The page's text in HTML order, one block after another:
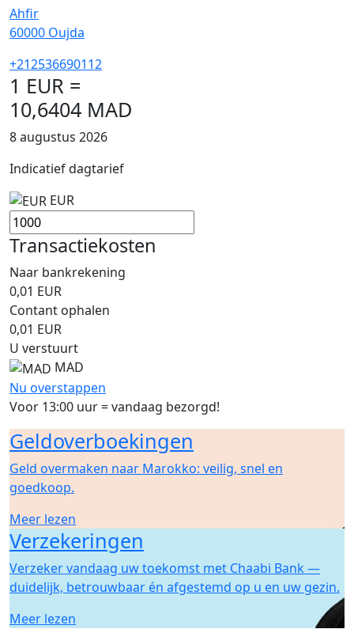
Ahfir
60000 Oujda
+212536690112
1 EUR =
10,6404 MAD
8 augustus 2026
Indicatief dagtarief
EUR
Transactiekosten
Naar bankrekening
0,01 EUR
Contant ophalen
0,01 EUR
U verstuurt
MAD
Nu overstappen
Voor 13:00 uur = vandaag bezorgd!
Geldoverboekingen
Geld overmaken naar Marokko: veilig, snel en
goedkoop.
Meer lezen
Verzekeringen
Verzeker vandaag uw toekomst met Chaabi Bank —
duidelijk, betrouwbaar én afgestemd op u en uw gezin.
Meer lezen